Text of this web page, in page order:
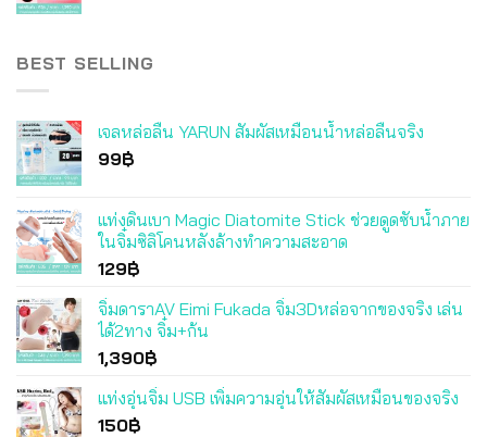
BEST SELLING
เจลหล่อลื่น YARUN สัมผัสเหมือนน้ำหล่อลื่นจริง
99฿
แท่งดินเบา Magic Diatomite Stick ช่วยดูดซับน้ำภาย
ในจิ๋มซิลิโคนหลังล้างทำความสะอาด
129฿
จิ๋มดาราAV Eimi Fukada จิ๋ม3Dหล่อจากของจริง เล่น
ได้2ทาง จิ๋ม+ก้น
1,390฿
แท่งอุ่นจิ๋ม USB เพิ่มความอุ่นให้สัมผัสเหมือนของจริง
150฿